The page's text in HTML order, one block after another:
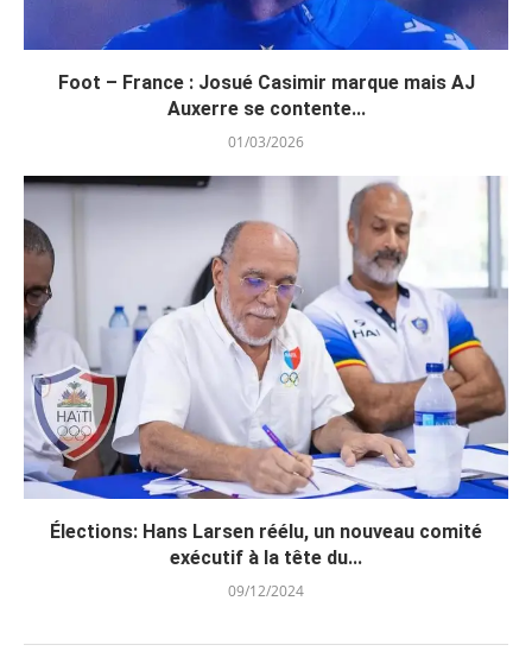
Foot – France : Josué Casimir marque mais AJ
Auxerre se contente...
01/03/2026
Élections: Hans Larsen réélu, un nouveau comité
exécutif à la tête du...
09/12/2024